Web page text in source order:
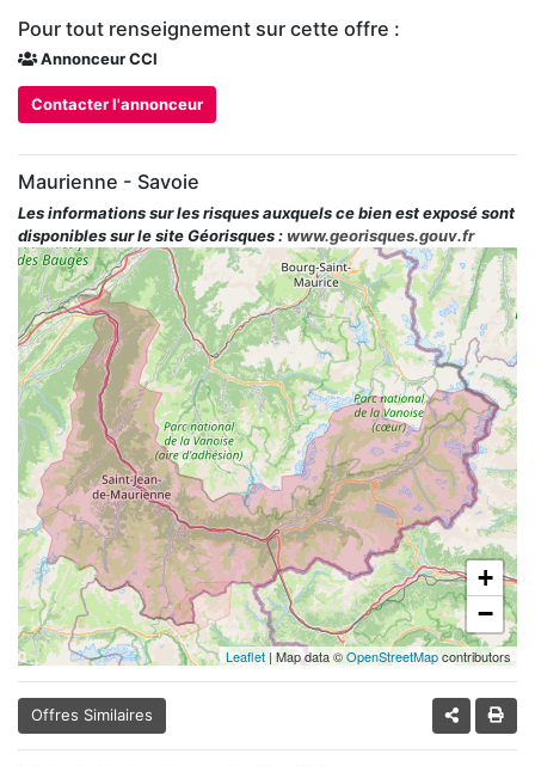
Pour tout renseignement sur cette offre :
Annonceur CCI
Contacter l'annonceur
Maurienne - Savoie
Les informations sur les risques auxquels ce bien est exposé sont
disponibles sur le site Géorisques : www.georisques.gouv.fr
+
−
Leaflet | Map data ©OpenStreetMapcontributors
Offres Similaires